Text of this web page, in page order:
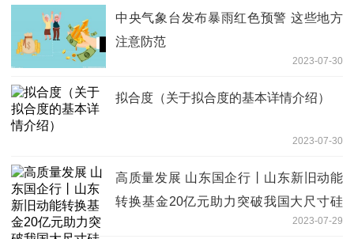
中央气象台发布暴雨红色预警 这些地方
注意防范
2023-07-30
拟合度（关于拟合度的基本详情介绍）
2023-07-30
高质量发展 山东国企行丨山东新旧动能
转换基金20亿元助力突破我国大尺寸硅
2023-07-29